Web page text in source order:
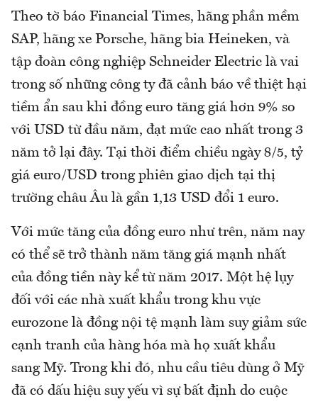
Theo tờ báo Financial Times, hãng phần mềm
SAP, hãng xe Porsche, hãng bia Heineken, và
tập đoàn công nghiệp Schneider Electric là vai
trong số những công ty đã cảnh báo về thiệt hại
tiềm ẩn sau khi đồng euro tăng giá hơn 9% so
với USD từ đầu năm, đạt mức cao nhất trong 3
năm tở lại đây. Tại thời điểm chiều ngày 8/5, tỷ
giá euro/USD trong phiên giao dịch tại thị
trường châu Âu là gần 1,13 USD đổi 1 euro.
Với mức tăng của đồng euro như trên, năm nay
có thể sẽ trở thành năm tăng giá mạnh nhất
của đồng tiền này kể từ năm 2017. Một hệ lụy
đối với các nhà xuất khẩu trong khu vực
eurozone là đồng nội tệ mạnh làm suy giảm sức
cạnh tranh của hàng hóa mà họ xuất khẩu
sang Mỹ. Trong khi đó, nhu cầu tiêu dùng ở Mỹ
đã có dấu hiệu suy yếu vì sự bất định do cuộc